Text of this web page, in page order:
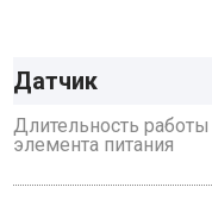
Датчик
Длительность работы
элемента питания